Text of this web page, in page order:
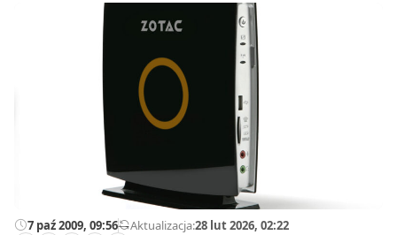
7 paź 2009, 09:56—Aktualizacja:28 lut 2026, 02:22